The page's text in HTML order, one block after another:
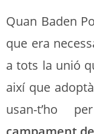
Quan Baden
que era
a tots la unió
així que
usan-t’ho